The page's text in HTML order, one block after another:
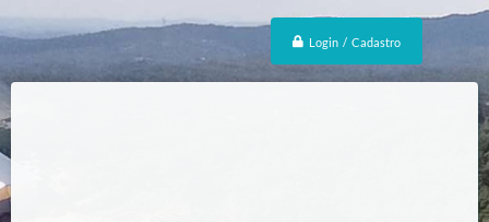
Login / Cadastro